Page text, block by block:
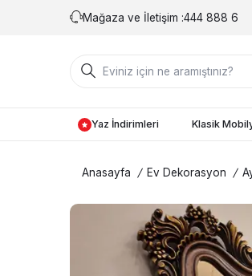
Mağaza ve İletişim :444 888 6
Yaz İndirimleri Klasik
Anasayfa / Ev Dekorasyon /